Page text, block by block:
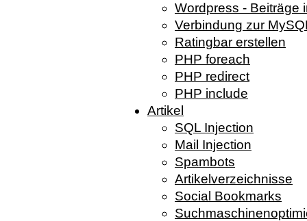
Wordpress - Beiträge
Verbindung zur
Ratingbar erstellen
PHP foreach
PHP redirect
PHP include
Artikel
SQL Injection
Mail Injection
Spambots
Artikelverzeichnisse
Social Bookmarks